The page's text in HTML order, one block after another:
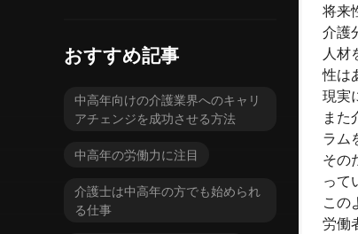
将来
介護
人材
性は
現実
また
ラム
その
って
この
労働
おすすめ記事
中高年向けの介護業界へのキャリ
アチェンジを成功させる方法
中高年の労働力に注目
介護士は中高年の方でも始められ
る仕事